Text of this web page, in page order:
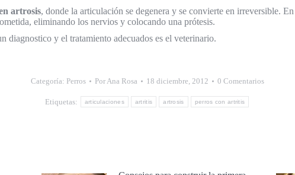
artrosis, donde la articulación se degenera y se convierte en irreversible.
eliminando los nervios y colocando una prótesis.
diagnostico y el tratamiento adecuados es el veterinario.
Categoría: Perros PorAna Rosa 18 diciembre, 2012 0 Comentarios
Etiquetas: articulaciones artritis artrosis perros con artritis